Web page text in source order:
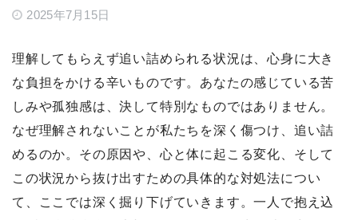
2025年7月15日
理解してもらえず追い詰められる状況は、心身に大き
な負担をかける辛いものです。あなたの感じている苦
しみや孤独感は、決して特別なものではありません。
なぜ理解されないことが私たちを深く傷つけ、追い詰
めるのか。その原因や、心と体に起こる変化、そして
この状況から抜け出すための具体的な対処法につい
て、ここでは深く掘り下げていきます。一人で抱え込